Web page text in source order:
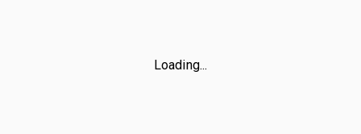
Loading...